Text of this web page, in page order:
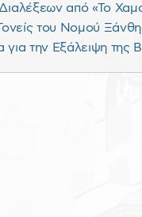
από «Το
του Νομού
την Εξάλειψη της